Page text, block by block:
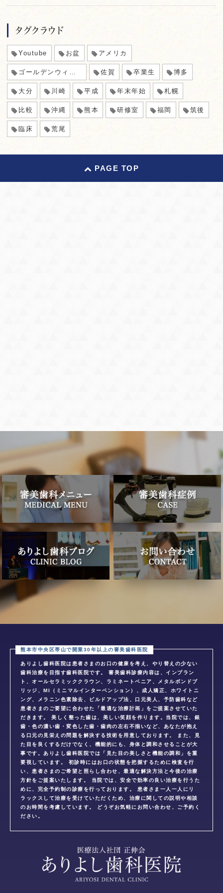
タグクラウド
Youtube お盆 アメリカ
ゴールデンウィーク 佐賀 卒業生 博多
大分 川崎 平成 年末年始 札幌
比較 沖縄 熊本 研修室 福岡 筑後
臨床 荒尾
PAGE TOP
ありよし歯科医院は患者さまのお口の健康を考え、やり替えの少ない
歯科治療を目指す歯科医院です。 審美歯科診療内容は、インプラン
ト、オールセラミッククラウン、ラミネートベニア、メタルボンドブ
リッジ、MI（ミニマルインターベンション）、成人矯正、ホワイトニ
ング、メラニン色素除去、ビルドアップ法、口元美人、予防歯科など
患者さまのご要望に合わせた「最適な治療計画」をご提案させていた
だきます。 美しく整った歯は、美しい笑顔を作ります。当院では、銀
歯・色の濃い歯・変色した歯・歯肉の左右不揃いなど、あなたが抱え
る口元の見栄えの問題を解決する技術を用意しております。 また、見
た目を良くするだけでなく、機能的にも、身体と調和させることが大
事です。ありよし歯科医院では「見た目の美しさと機能の調和」を重
要視しています。 初診時にはお口の状態を把握するために検査を行
い、患者さまのご希望と照らし合わせ、最適な解決方法と今後の治療
方針をご提案いたします。 当院では、安全で効率の良い治療を行うた
めに、完全予約制の診療を行っております。 患者さま一人一人にリ
ラックスして治療を受けていただくため、治療に関しての説明や相談
のお時間を考慮しています。 どうぞお気軽にお問い合わせ、ご予約く
ださい。